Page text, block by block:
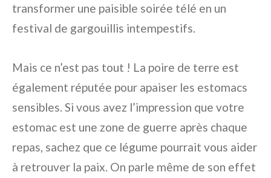
transformer une paisible soirée télé en un
festival de gargouillis intempestifs.
Mais ce n’est pas tout ! La poire de terre est
également réputée pour apaiser les estomacs
sensibles. Si vous avez l’impression que votre
estomac est une zone de guerre après chaque
repas, sachez que ce légume pourrait vous aider
à retrouver la paix. On parle même de son effet